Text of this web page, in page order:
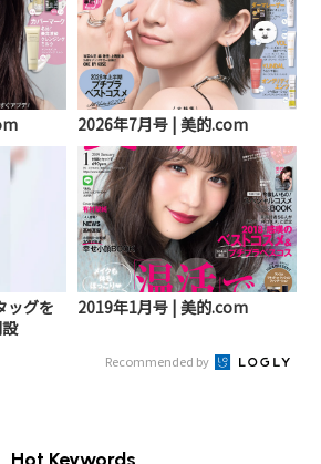
2026年7月号 | 美的.com
ッグを
2019年1月号 | 美的.com
Recommended by